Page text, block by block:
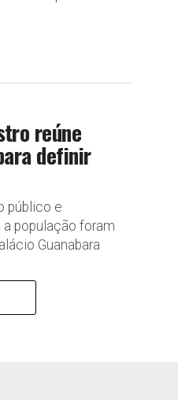
reúne
definir
público e
população foram
Guanabara